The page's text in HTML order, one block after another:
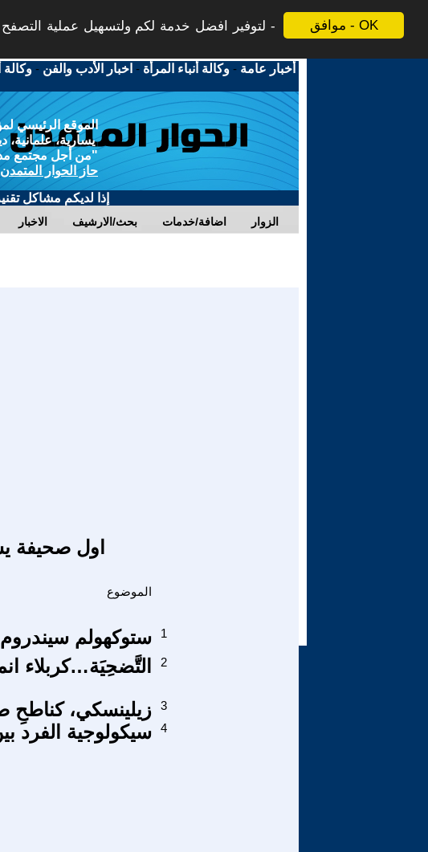
موافق - OK
لتوفير افضل خدمة لكم ولتسهيل عملية
أخبار عامة -وكالة أنباء المرأة - اخبار الأدب والفن -وكالة
الموقع الرئيسي
يسارية، علمانية،
"من أجل مجتمع
حاز الحوار
إذا لديكم مشاكل
الاخبار بحث/الارشيف اضافة/خدمات الزوار
اول صحيفة
الموضوع
ستوكهولم سيندروم 1
التَّضحِيَة…كربلاء 2
زيلينسكي، كناطحِ
3
سيكولوجية الفرد 4